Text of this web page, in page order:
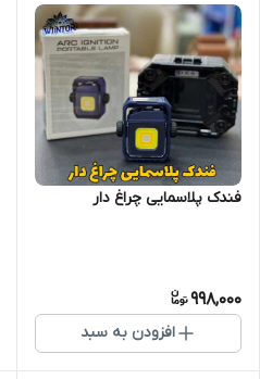
فندک پلاسمایی چراغ دار
998,000
افزودن به سبد